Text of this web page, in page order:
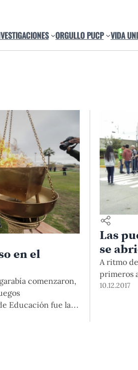
ORGULLO PUCP VIDA
en el
comenzaron,
Educación fue la
se adjudicó 100
Las
se
A ritmo
primeros
10.12.2017